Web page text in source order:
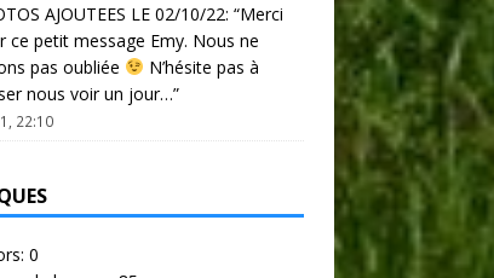
AJOUTEES LE 02/10/22: “Merci
ce petit message Emy. Nous ne
pas oubliée
N’hésite pas à
nous voir un jour…”
22:10
0